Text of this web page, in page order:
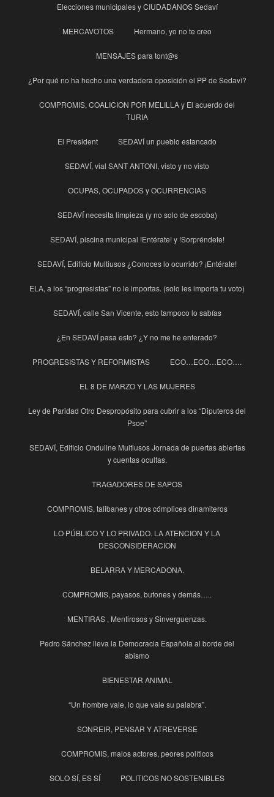
Elecciones municipales y CIUDADANOS Sedaví
MERCAVOTOS Hermano, yo no te creo
MENSAJES para tont@s
¿Por qué no ha hecho una verdadera oposición el PP de Sedaví?
COMPROMIS, COALICION POR MELILLA y El acuerdo del
TURIA
El President SEDAVÍ un pueblo estancado
SEDAVÍ, vial SANT ANTONI, visto y no visto
OCUPAS, OCUPADOS y OCURRENCIAS
SEDAVÍ necesita limpieza (y no solo de escoba)
SEDAVÍ, piscina municipal !Entérate! y !Sorpréndete!
SEDAVÍ, Edificio Multiusos ¿Conoces lo ocurrido? ¡Entérate!
ELA, a los “progresistas” no le importas. (solo les importa tu voto)
SEDAVÍ, calle San Vicente, esto tampoco lo sabías
¿En SEDAVÍ pasa esto? ¿Y no me he enterado?
PROGRESISTAS Y REFORMISTAS ECO…ECO…ECO….
EL 8 DE MARZO Y LAS MUJERES
Ley de Paridad Otro Despropósito para cubrir a los “Diputeros del
Psoe”
SEDAVÍ, Edificio Onduline Multiusos Jornada de puertas abiertas
y cuentas ocultas.
TRAGADORES DE SAPOS
COMPROMIS, talibanes y otros cómplices dinamiteros
LO PÚBLICO Y LO PRIVADO. LA ATENCION Y LA
DESCONSIDERACION
BELARRA Y MERCADONA.
COMPROMIS, payasos, bufones y demás…..
MENTIRAS , Mentirosos y Sinverguenzas.
Pedro Sánchez lleva la Democracia Española al borde del
abismo
BIENESTAR ANIMAL
“Un hombre vale, lo que vale su palabra”.
SONREIR, PENSAR Y ATREVERSE
COMPROMIS, malos actores, peores políticos
SOLO SÍ, ES SÍ POLITICOS NO SOSTENIBLES